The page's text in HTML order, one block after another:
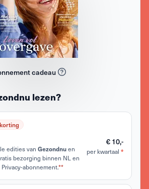
cadeau
lezen?
edities van Gezondnuen
bezorging binnen NL en
abonnement.**
€ 10,-
per kwartaal *